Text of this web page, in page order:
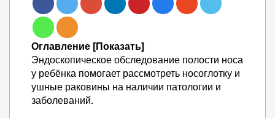
Оглавление [Показать]
Эндоскопическое обследование полости носа
у ребёнка помогает рассмотреть носоглотку и
ушные раковины на наличии патологии и
заболеваний.